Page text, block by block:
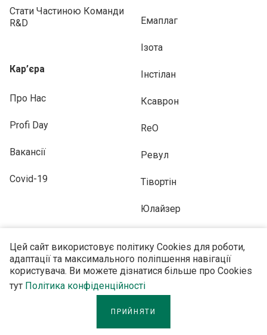
Цей сайт використовує політику Cookies для роботи,
адаптації та максимального поліпшення навігації
користувача. Ви можете дізнатися більше про Cookies
тут Політика конфіденційності
ПРИЙНЯТИ
Стати Частиною Команди
R&D
Кар’єра
Про Нас
Profi Day
Вакансії
Covid-19
Емаплаг
Ізота
Інстілан
Ксаврон
ReO
Ревул
Тівортін
Юлайзер
ПІДПИСУЙТЕСЬ НА НАС